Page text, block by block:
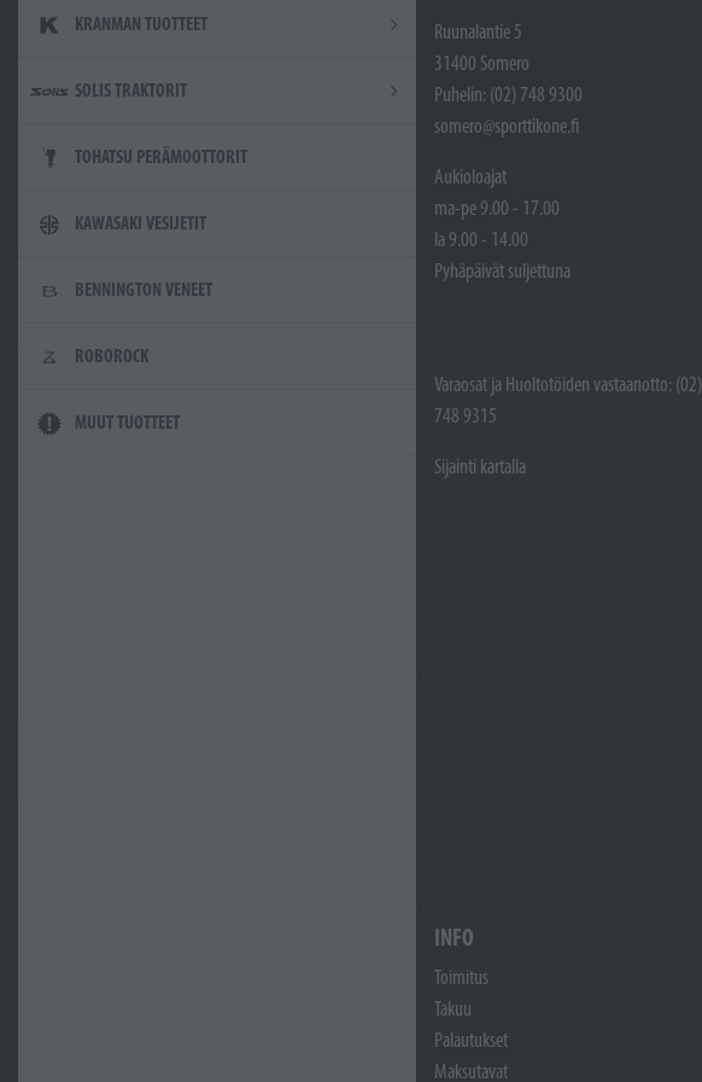
KRANMAN TUOTTEET
SOLIS TRAKTORIT
TOHATSU PERÄMOOTTORIT
KAWASAKI VESIJETIT
BENNINGTON VENEET
ROBOROCK
MUUT TUOTTEET
Ruunalantie 5
31400 Somero
Puhelin: (02) 748 9300
somero@sporttikone.fi
Aukioloajat
ma-pe 9.00 - 17.00
la 9.00 - 14.00
Pyhäpäivät suljettuna
Varaosat ja Huoltotöiden vastaanotto: (02)
748 9315
Sijainti kartalla
INFO
Toimitus
Takuu
Palautukset
Maksutavat